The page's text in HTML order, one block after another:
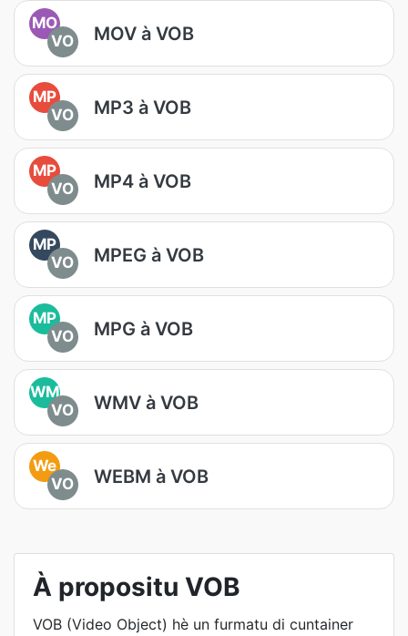
MO
VO
MOV à VOB
MP
VO
MP3 à VOB
MP
VO
MP4 à VOB
MP
VO
MPEG à VOB
MP
VO
MPG à VOB
WM
VO
WMV à VOB
We
VO
WEBM à VOB
À propositu VOB
VOB (Video Object) hè un furmatu di cuntainer